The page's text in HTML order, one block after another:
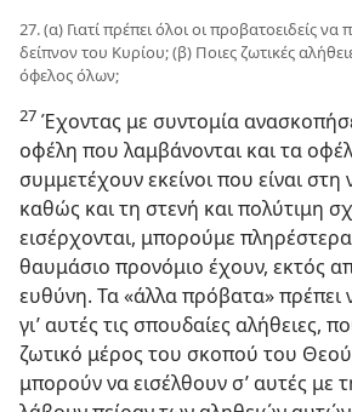
27. (α) Γιατί πρέπει όλοι οι προβατοειδείς
δείπνον του Κυρίου; (β) Ποιες ζωτικές
όφελος όλων;
27 Έχοντας με συντομία
οφέλη που λαμβάνονται και τα
συμμετέχουν εκείνοι που είναι στη
καθώς και τη στενή και πολύτιμη
εισέρχονται, μπορούμε
θαυμάσιο προνόμιο έχουν, εκτός
ευθύνη. Τα «άλλα πρόβατα» πρέπει
γι’ αυτές τις σπουδαίες αλήθειες,
ζωτικό μέρος του σκοπού του
μπορούν να εισέλθουν σ’ αυτές με